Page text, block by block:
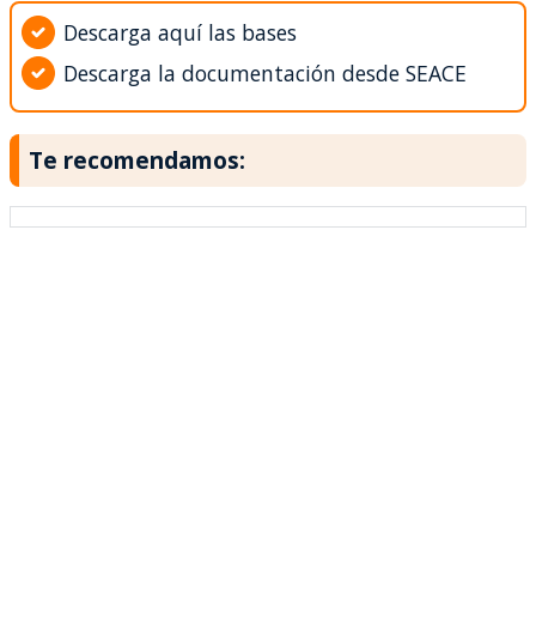
Descarga aquí las bases
Descarga la documentación desde SEACE
Te recomendamos: